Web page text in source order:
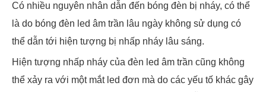
Có nhiều nguyên nhân dẫn đến bóng đèn bị nháy, có thể
là do bóng đèn led âm trần lâu ngày không sử dụng có
thể dẫn tới hiện tượng bị nhấp nháy lâu sáng.
Hiện tượng nhấp nháy của đèn led âm trần cũng không
thể xảy ra với một mắt led đơn mà do các yếu tố khác gây